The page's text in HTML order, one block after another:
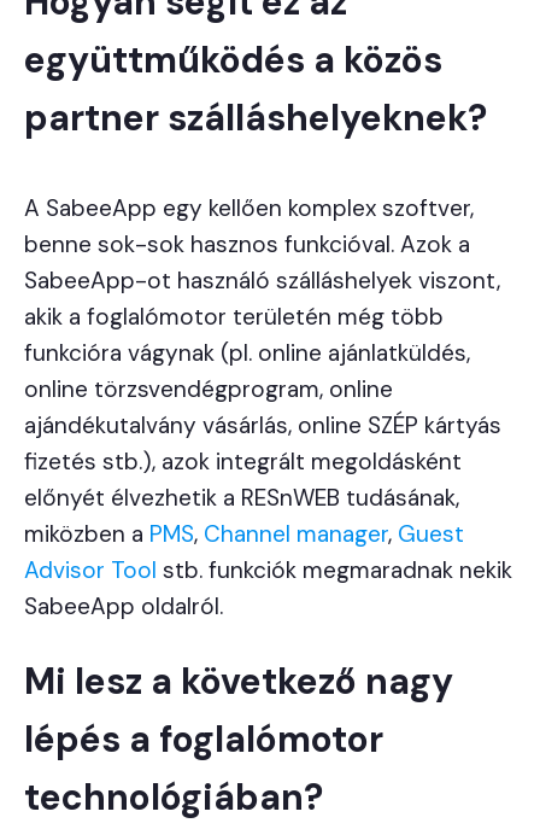
együttműködés a közös
partner szálláshelyeknek?
A SabeeApp egy kellően komplex szoftver,
benne sok-sok hasznos funkcióval. Azok a
SabeeApp-ot használó szálláshelyek viszont,
akik a foglalómotor területén még több
funkcióra vágynak (pl. online ajánlatküldés,
online törzsvendégprogram, online
ajándékutalvány vásárlás, online SZÉP kártyás
fizetés stb.), azok integrált megoldásként
előnyét élvezhetik a RESnWEB tudásának,
miközben a PMS, Channel manager, Guest
Advisor Tool stb. funkciók megmaradnak nekik
SabeeApp oldalról.
Mi lesz a következő nagy
lépés a foglalómotor
technológiában?